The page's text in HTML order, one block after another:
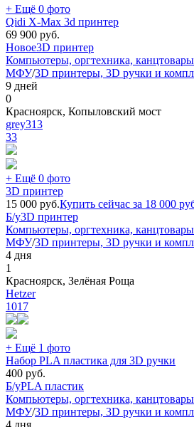
+ Ещё 0 фото
Qidi X-Max 3d принтер
69 900 руб.
Новое3D принтер
Компьютеры, оргтехника, канцтовары
МФУ/3D принтеры, 3D ручки и
9 дней
0
Красноярск, Копыловский мост
grey313
33
+ Ещё 0 фото
3D принтер
15 000 руб.Купить сейчас за 18 000
Б/у3D принтер
Компьютеры, оргтехника, канцтовары
МФУ/3D принтеры, 3D ручки и
4 дня
1
Красноярск, Зелёная Роща
Hetzer
1017
+ Ещё 1 фото
Набор PLA пластика для 3D ручки
400 руб.
Б/уPLA пластик
Компьютеры, оргтехника, канцтовары
МФУ/3D принтеры, 3D ручки и
4 дня